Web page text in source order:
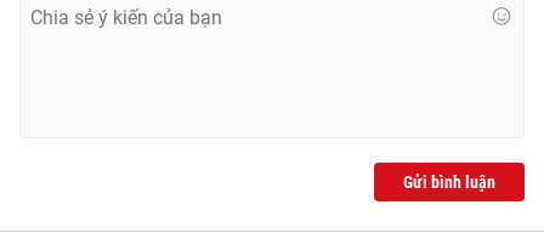
Gửi bình luận